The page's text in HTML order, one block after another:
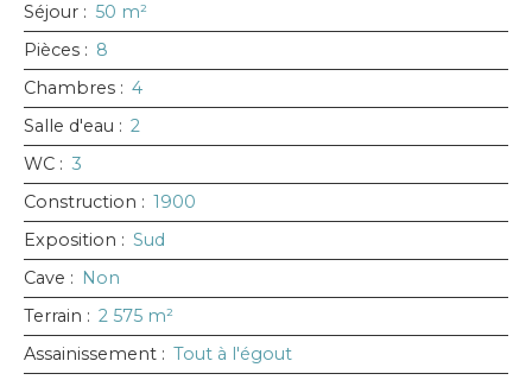
Séjour : 50 m²
Pièces : 8
Chambres : 4
Salle d'eau : 2
WC : 3
Construction : 1900
Exposition : Sud
Cave : Non
Terrain : 2 575 m²
Assainissement : Tout à l'égout